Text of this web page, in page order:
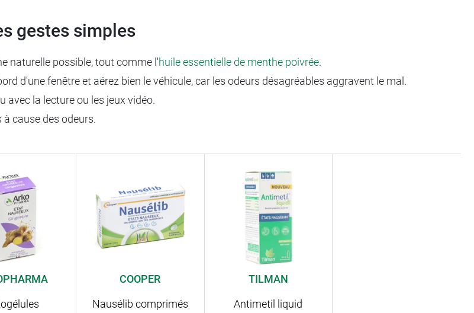
gestes simples
naturelle possible, tout comme l'huile essentielle de menthe poivrée.
d'une fenêtre et aérez bien le véhicule, car les odeurs désagréables aggravent le mal.
avec la lecture ou les jeux vidéo.
cause des odeurs.
COOPER
Nausélib comprimés
TILMAN
Antimetil liquid